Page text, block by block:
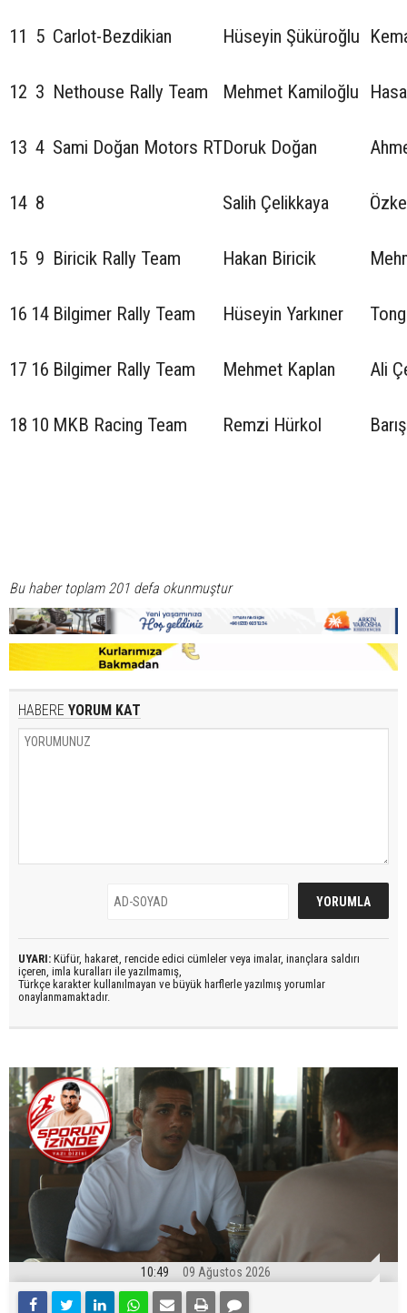
11 5 Carlot-Bezdikian Hüseyin Şüküroğlu
12 3 Nethouse Rally Team Mehmet Kamiloğlu
13 4 Sami Doğan Motors RTDoruk Doğan
14 8 Salih Çelikkaya
15 9 Biricik Rally Team Hakan Biricik
16 14 Bilgimer Rally Team Hüseyin Yarkıner
17 16 Bilgimer Rally Team Mehmet Kaplan Ali
18 10 MKB Racing Team Remzi Hürkol
Bu haber toplam 201 defa okunmuştur
HABERE YORUM KAT
UYARI: Küfür, hakaret, rencide edici cümleler veya imalar, inançlara saldırı
içeren, imla kuralları ile yazılmamış,
Türkçe karakter kullanılmayan ve büyük harflerle yazılmış yorumlar
onaylanmamaktadır.
10:49 09 Ağustos 2026